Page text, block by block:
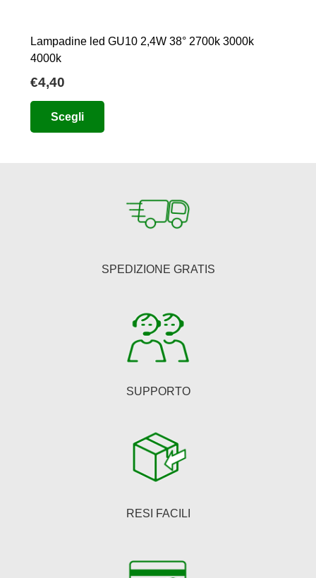
Lampadine led GU10 2,4W 38° 2700k 3000k
4000k
€4,40
Scegli
opzioni
pagina
prodotto
SPEDIZIONE GRATIS
SUPPORTO
RESI FACILI